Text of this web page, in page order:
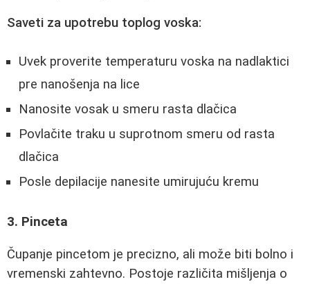
Saveti za upotrebu toplog voska:
Uvek proverite temperaturu voska na nadlaktici
pre nanošenja na lice
Nanosite vosak u smeru rasta dlačica
Povlačite traku u suprotnom smeru od rasta
dlačica
Posle depilacije nanesite umirujuću kremu
3. Pinceta
Čupanje pincetom je precizno, ali može biti bolno i
vremenski zahtevno. Postoje različita mišljenja o